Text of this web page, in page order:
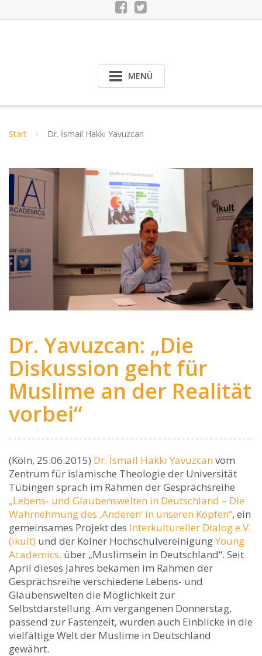
MENÜ
Start Dr. İsmail Hakkı Yavuzcan
Dr. Yavuzcan: „Die
Diskussion geht für
Muslime an der Realität
vorbei“
(Köln, 25.06.2015) Dr. İsmail Hakkı Yavuzcanvom
Zentrum für islamische Theologie der Universität
Tübingen sprach im Rahmen der Gesprächsreihe
„Lebens- und Glaubenswelten in Deutschland – Die
Wahrnehmung des ‚Anderen‘ in unseren Köpfen“, ein
gemeinsames Projekt des Interkultureller Dialog e.V.
(ikult) und der Kölner HochschulvereinigungYoung
Academics, über „Muslimsein in Deutschland“. Seit
April dieses Jahres bekamen im Rahmen der
Gesprächsreihe verschiedene Lebens- und
Glaubenswelten die Möglichkeit zur
Selbstdarstellung. Am vergangenen Donnerstag,
passend zur Fastenzeit, wurden auch Einblicke in die
vielfältige Welt der Muslime in Deutschland
gewährt.